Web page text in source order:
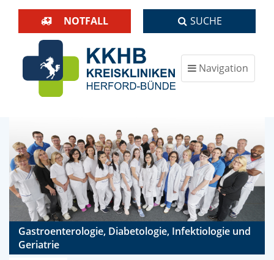
NOTFALL SUCHE
Navigation
ein-/ausblenden
Gastroenterologie, Diabetologie, Infektiologie und
Geriatrie